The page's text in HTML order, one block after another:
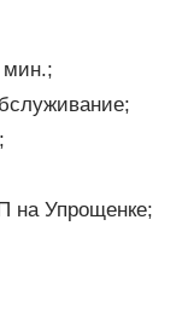
мин.;
на Упрощенке;